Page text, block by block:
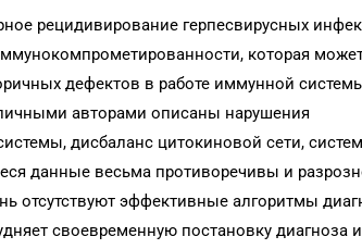
рецидивирование герпесвирусных
которая
дефектов в работе иммунной
авторами описаны нарушения
дисбаланс цитокиновой сети,
данные весьма противоречивы и
отсутствуют эффективные алгоритмы
своевременную постановку диагноза